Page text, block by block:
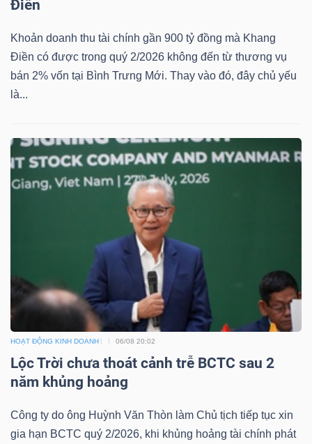
Điền
Khoản doanh thu tài chính gần 900 tỷ đồng mà Khang
Điền có được trong quý 2/2026 không đến từ thương vụ
bán 2% vốn tại Bình Trưng Mới. Thay vào đó, đây chủ yếu
là...
HOẠT ĐỘNG KINH DOANH 06/08 20:02
Lộc Trời chưa thoát cảnh trễ BCTC sau 2
năm khủng hoảng
Công ty do ông Huỳnh Văn Thòn làm Chủ tịch tiếp tục xin
gia hạn BCTC quý 2/2026, khi khủng hoảng tài chính phát
DỊCH
TRUYỀN
THÔNG
TIỆN
ÍCH
SẢN
Mã
khoán
(-)
Tất cả Cổ phiếu Chỉ số Chứng chỉ quỹ Chứng